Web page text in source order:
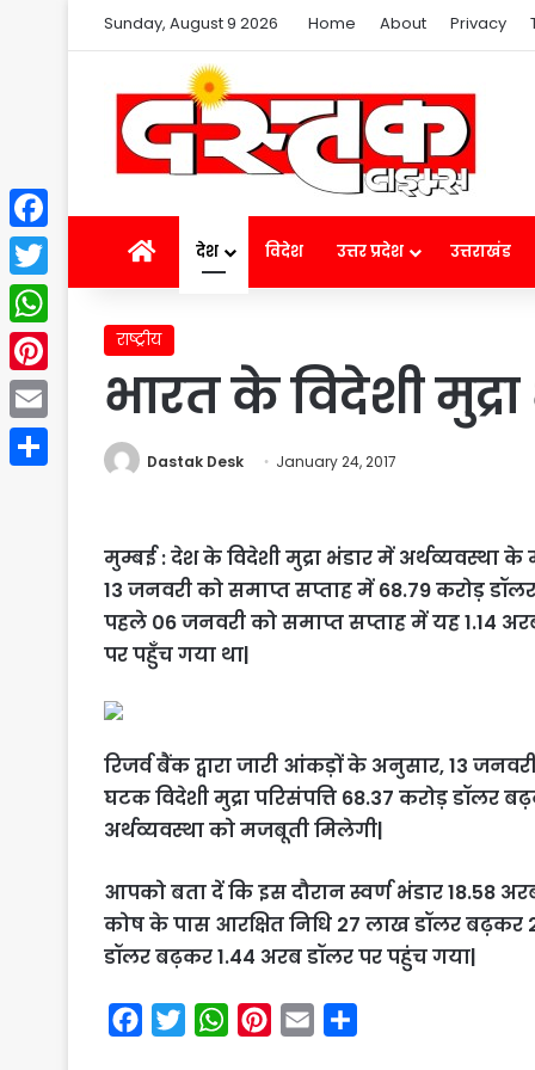
Sunday, August 9 2026 Home About Privacy
Homeदेश विदेश उत्तर प्रदेश उत्तराखंड
राष्ट्रीय
भारत के विदेशी
Dastak Desk January 24, 2017
मुम्बई : देश के विदेशी मुद्रा भंडार में अर्थव्यवस्था
13 जनवरी को समाप्त सप्ताह में 68.79 करोड़
पहले 06 जनवरी को समाप्त सप्ताह में यह 1.14
पर पहुँच गया था|
रिजर्व बैंक द्वारा जारी आंकड़ों के अनुसार, 13
घटक विदेशी मुद्रा परिसंपत्ति 68.37 करोड़
अर्थव्यवस्था को मजबूती मिलेगी|
आपको बता दें कि इस दौरान स्वर्ण भंडार 18.58
कोष के पास आरक्षित निधि 27 लाख डॉलर
डॉलर बढ़कर 1.44 अरब डॉलर पर पहुंच गया|
W
Facebook
Twitter
WhatsApp
Pinterest
Email